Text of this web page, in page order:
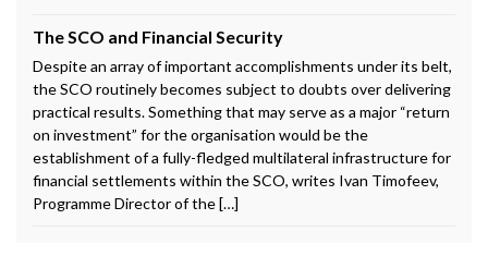
The SCO and Financial Security
Despite an array of important accomplishments under its belt,
the SCO routinely becomes subject to doubts over delivering
practical results. Something that may serve as a major “return
on investment” for the organisation would be the
establishment of a fully-fledged multilateral infrastructure for
financial settlements within the SCO, writes Ivan Timofeev,
Programme Director of the […]